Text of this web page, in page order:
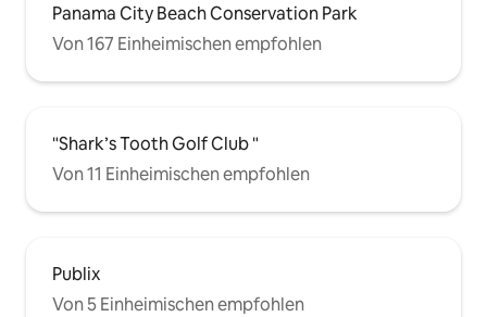
Panama City Beach Conservation Park
Von 167 Einheimischen empfohlen
"Shark’s Tooth Golf Club "
Von 11 Einheimischen empfohlen
Publix
Von 5 Einheimischen empfohlen